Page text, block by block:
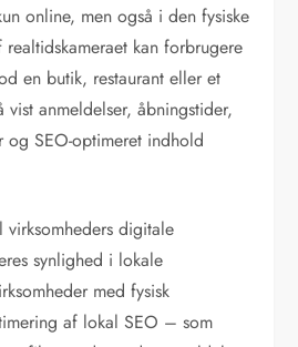
online, men også i den fysiske
kan forbrugere
en butik, restaurant eller et
vist anmeldelser, åbningstider,
og SEO-optimeret indhold
digitale
synlighed i lokale
med fysisk
af lokal SEO – som